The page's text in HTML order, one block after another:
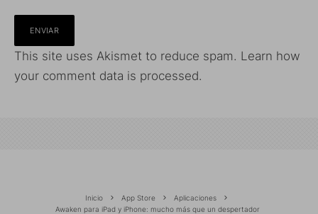
This site uses Akismet to reduce spam. Learn how
your comment data is processed.
Inicio App Store
Aplicaciones
Awaken para iPad y iPhone: mucho más que un despertador